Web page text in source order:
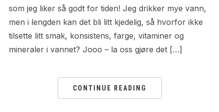
som jeg liker så godt for tiden! Jeg drikker mye vann,
men i lengden kan det bli litt kjedelig, så hvorfor ikke
tilsette litt smak, konsistens, farge, vitaminer og
mineraler i vannet? Jooo – la oss gjøre det […]
CONTINUE READING